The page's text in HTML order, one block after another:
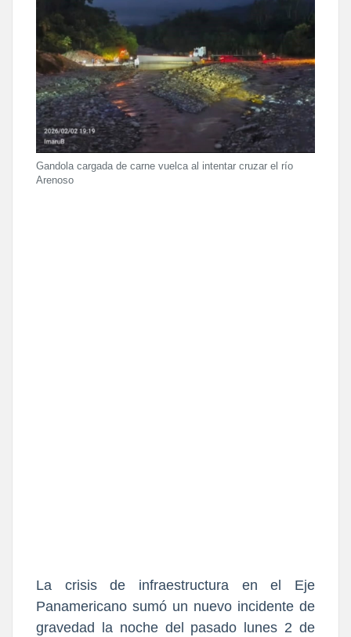
Gandola cargada de carne vuelca al intentar cruzar el río
Arenoso
La crisis de infraestructura en el Eje
Panamericano sumó un nuevo incidente de
gravedad la noche del pasado lunes 2 de